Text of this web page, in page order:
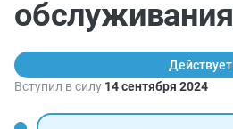
обслуживания
Действует
Вступил в силу 14 сентября 2024